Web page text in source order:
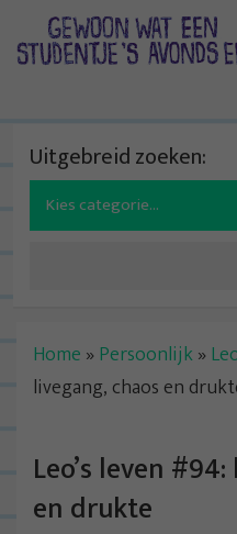
Uitgebreid zoeken:
Search
for:
Home » Persoonlijk»
livegang, chaos en
Leo’s leven
en drukte